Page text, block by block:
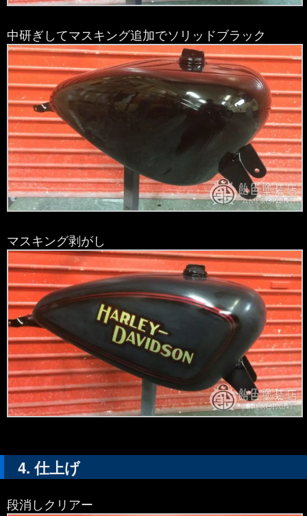
中研ぎしてマスキング追加でソリッドブラック
マスキング剥がし
仕上げ
段消しクリアー